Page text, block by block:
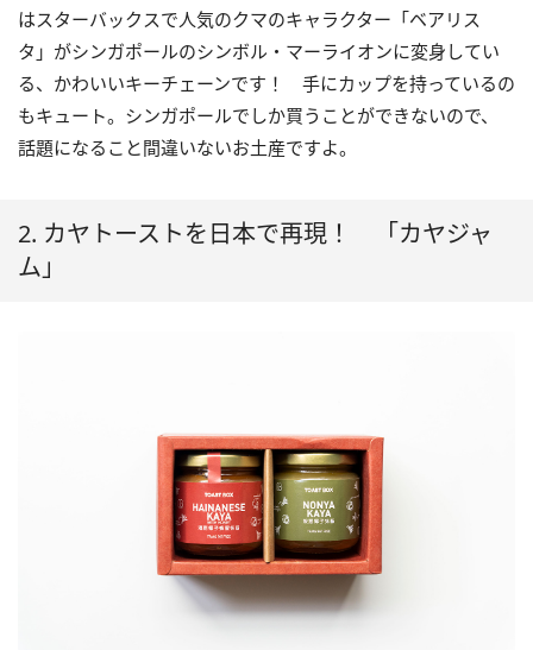
はスターバックスで人気のクマのキャラクター 「ベアリス
タ」がシンガポールのシンボル・マーライオンに変身してい
る、かわいいキーチェーンです！ 手にカップを持っているの
もキュート。シンガポールでしか買うことができないので、
話題になること間違いないお土産ですよ。
2. カヤトーストを日本で再現！ 「カヤジャ
ム」